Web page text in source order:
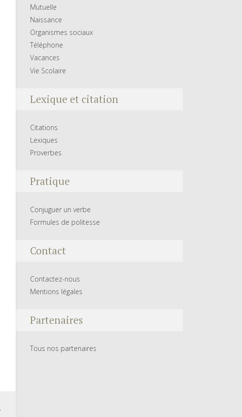
Mutuelle
Naissance
Organismes sociaux
Téléphone
Vacances
Vie Scolaire
Lexique et citation
Citations
Lexiques
Proverbes
Pratique
Conjuguer un verbe
Formules de politesse
Contact
Contactez-nous
Mentions légales
Partenaires
Tous nos partenaires